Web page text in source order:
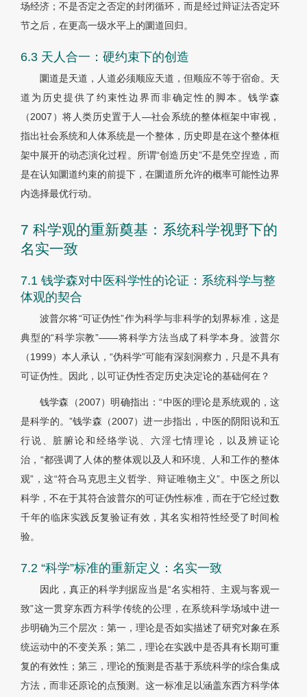
场经济；不是否定之否定的封闭循环，而是经过辩证法否定环
节之后，在更高一级水平上的圜道回归。
6.3 天人合一：硬约束下的创造
圜道是天道，人道必须顺应天道，但顺应不等于宿命。天
道为历史提供了约束性边界而非确定性的脚本。钱学森
（2007）将人类历史置于人—社会系统的整体框架中审视，
指出社会系统和人体系统是一个整体，历史即是在这个整体框
架中展开的动态演化过程。所谓“创造历史”不是凭空捏造，而
是在认知圜道约束的前提下，在圜道所允许的概率可能性边界
内选择最优行动。
7 科学观的重新奠基：系统科学视野下的
名实一致
7.1 钱学森对中医科学性的论证：系统科学与整
体观的契合
波普尔将“可证伪性”作为科学与非科学的划界标准，这是
典型的“科学宗教”——将科学方法当成了科学本身。波普尔
（1999）本人承认，“伪科学”可能有深刻洞察力，只是不具有
可证伪性。因此，以可证伪性否定历史决定论的基础何在？
钱学森（2007）明确指出：“中医的理论是系统观的，这
是科学的。”钱学森（2007）进一步指出，中医的阴阳说和五
行说、脏腑论和经络学说、六淫七情理论，以及辨证论
治，“都强调了人体的整体观以及人和环境、人和工作的整体
观”，这“符合马克思主义哲学、辩证唯物主义”。中医之所以
科学，不在于其符合波普尔的可证伪性标准，而在于它经过数
千年的临床实践反复验证有效，其名实相符性经受了时间检
验。
7.2 “科学”标准的重新定义：名实一致
因此，真正的科学判据应当是“名实相符、主观与客观一
致”这一贯穿东西方科学传统的公理，在系统科学场域中进一
步明确为三个层次：第一，理论是否如实描述了研究对象在系
统运动中的不变关系；第二，理论在实践中是否具有长期可重
复的有效性；第三，理论的预测是否基于系统科学的综合集成
方法，而非还原论的点预测。这一标准足以涵盖东西方科学体